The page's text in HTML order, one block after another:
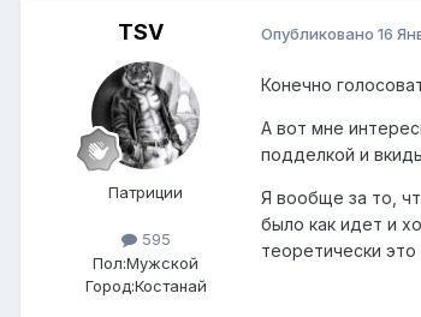
TSV
Патриции
595
Пол:Мужской
Город:Костанай
Опубликовано 16
Конечно
А вот мне
подделкой и
Я вообще за то,
было как идет и
теоретически